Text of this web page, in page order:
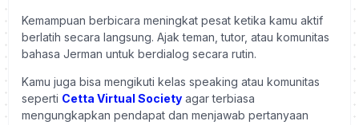
Kemampuan berbicara meningkat pesat ketika kamu aktif
berlatih secara langsung. Ajak teman, tutor, atau komunitas
bahasa Jerman untuk berdialog secara rutin.
Kamu juga bisa mengikuti kelas speaking atau komunitas
seperti Cetta Virtual Society agar terbiasa
mengungkapkan pendapat dan menjawab pertanyaan